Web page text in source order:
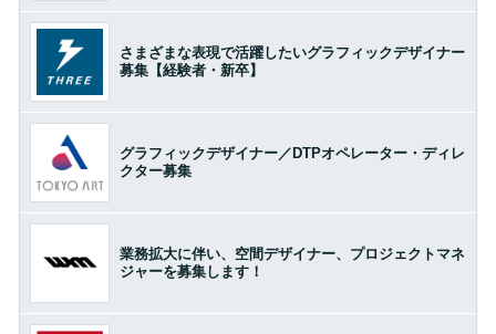
さまざまな表現で活躍したいグラフィックデザイナー
募集【経験者・新卒】
グラフィックデザイナー／DTPオペレーター・ディレ
クター募集
業務拡大に伴い、空間デザイナー、プロジェクトマネ
ジャーを募集します！